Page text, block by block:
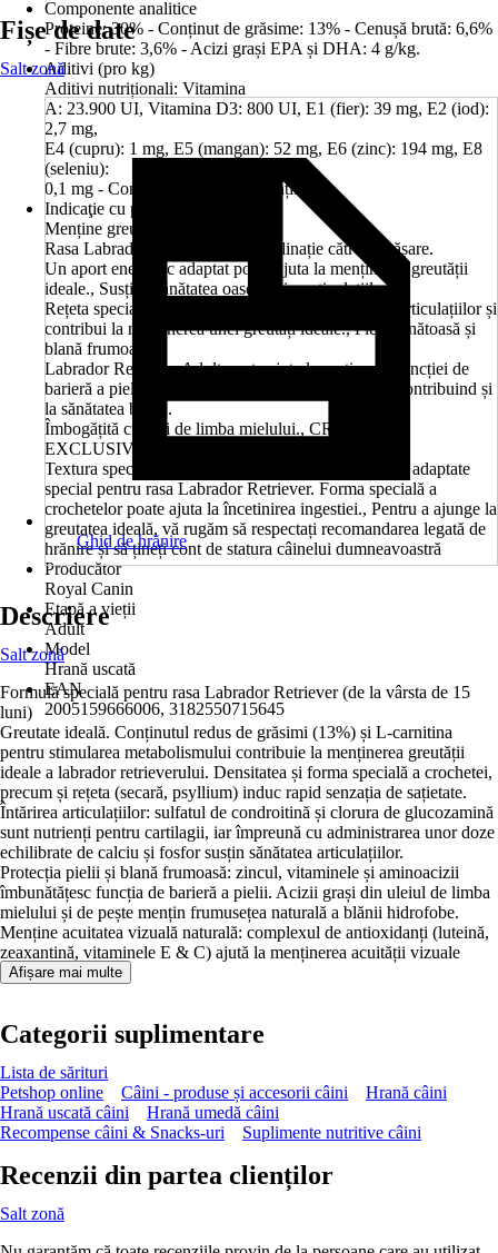
Componente analitice
Proteine: 30% - Conținut de grăsime: 13% - Cenușă brută: 6,6%
- Fibre brute: 3,6% - Acizi grași EPA și DHA: 4 g/kg.
Aditivi (pro kg)
Aditivi nutriționali: Vitamina
A: 23.900 UI, Vitamina D3: 800 UI, E1 (fier): 39 mg, E2 (iod):
2,7 mg,
E4 (cupru): 1 mg, E5 (mangan): 52 mg, E6 (zinc): 194 mg, E8
(seleniu):
0,1 mg - Conservanți - Antioxidanți.
Indicaţie cu privire la hrănire
Menține greutatea ideală
Rasa Labrador Retriever are o înclinație către îngrășare.
Un aport energetic adaptat poate ajuta la menținerea greutății
ideale., Susține sănătatea oaselor și a articulațiilor
Rețeta specială poate susține sănătatea oaselor și a articulațiilor și
contribui la menținerea unei greutăți ideale., Piele sănătoasă și
blană frumoasă
Labrador Retriever Adult poate ajuta la susținerea funcției de
barieră a pielii și la sănătatea pielii(EPA & DHA), contribuind și
la sănătatea blănii.
Îmbogățită cu ulei de limba mielului., CROCHETE
EXCLUSIVE
Textura specială a crochetelor, precum și rețeta, sunt adaptate
special pentru rasa Labrador Retriever. Forma specială a
crochetelor poate ajuta la încetinirea ingestiei., Pentru a ajunge la
greutatea ideală, vă rugăm să respectați recomandarea legată de
hrănire și să țineți cont de statura câinelui dumneavoastră
Producător
Royal Canin
Etapă a vieții
Adult
Model
Hrană uscată
EAN
2005159666006, 3182550715645
Fișe de date
Salt zonă
Ghid de hrănire
Descriere
Salt zonă
Formulă specială pentru rasa Labrador Retriever (de la vârsta de 15
luni)
Greutate ideală. Conținutul redus de grăsimi (13%) și L-carnitina
pentru stimularea metabolismului contribuie la menținerea greutății
ideale a labrador retrieverului. Densitatea și forma specială a crochetei,
precum și rețeta (secară, psyllium) induc rapid senzația de sațietate.
Întărirea articulațiilor: sulfatul de condroitină și clorura de glucozamină
sunt nutrienți pentru cartilagii, iar împreună cu administrarea unor doze
echilibrate de calciu și fosfor susțin sănătatea articulațiilor.
Protecția pielii și blană frumoasă: zincul, vitaminele și aminoacizii
îmbunătățesc funcția de barieră a pielii. Acizii grași din uleiul de limba
mielului și de pește mențin frumusețea naturală a blănii hidrofobe.
Menține acuitatea vizuală naturală: complexul de antioxidanți (luteină,
zeaxantină, vitaminele E & C) ajută la menținerea acuității vizuale
naturale.
Afișare mai multe
Categorii suplimentare
Lista de sărituri
Petshop online
Câini - produse și accesorii câini
Hrană câini
Hrană uscată câini
Hrană umedă câini
Recompense câini & Snacks-uri
Suplimente nutritive câini
Recenzii din partea clienților
Salt zonă